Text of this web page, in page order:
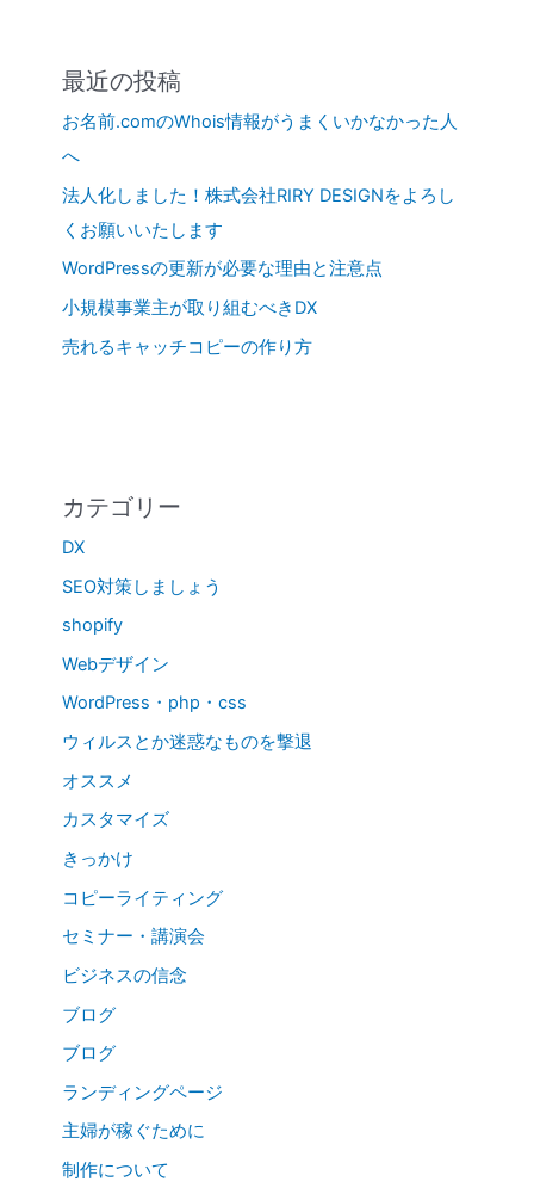
最近の投稿
お名前.comのWhois情報がうまくいかなかった人
へ
法人化しました！株式会社RIRY DESIGNをよろし
くお願いいたします
WordPressの更新が必要な理由と注意点
小規模事業主が取り組むべきDX
売れるキャッチコピーの作り方
カテゴリー
DX
SEO対策しましょう
shopify
Webデザイン
WordPress・php・css
ウィルスとか迷惑なものを撃退
オススメ
カスタマイズ
きっかけ
コピーライティング
セミナー・講演会
ビジネスの信念
ブログ
ブログ
ランディングページ
主婦が稼ぐために
制作について